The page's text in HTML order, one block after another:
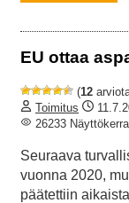
EU ottaa
(12
Toimitus
26233
Seuraava
vuonna 2020,
päätettiin